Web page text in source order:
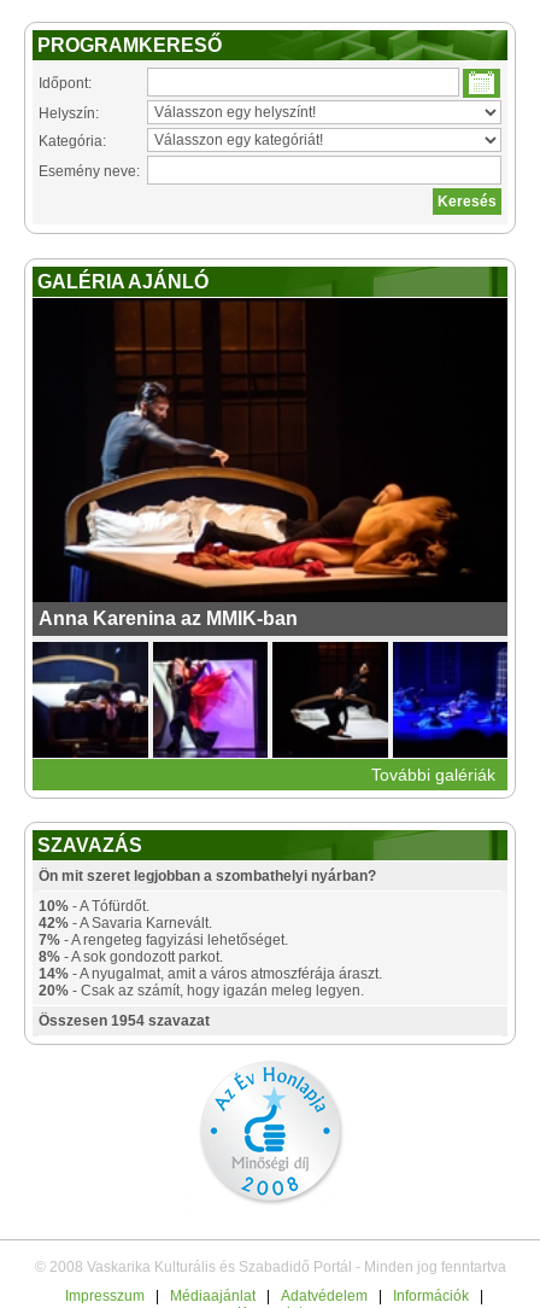
PROGRAMKERESŐ
Időpont:
Helyszín:
Kategória:
Esemény neve:
GALÉRIA AJÁNLÓ
Anna Karenina az MMIK-ban
További galériák
SZAVAZÁS
Ön mit szeret legjobban a szombathelyi nyárban?
10% - A Tófürdőt.
42% - A Savaria Karnevált.
7% - A rengeteg fagyizási lehetőséget.
8% - A sok gondozott parkot.
14% - A nyugalmat, amit a város atmoszférája áraszt.
20% - Csak az számít, hogy igazán meleg legyen.
Összesen 1954 szavazat
© 2008 Vaskarika Kulturális és Szabadidő Portál - Minden jog fenntartva
Impresszum
Médiaajánlat Adatvédelem Információk